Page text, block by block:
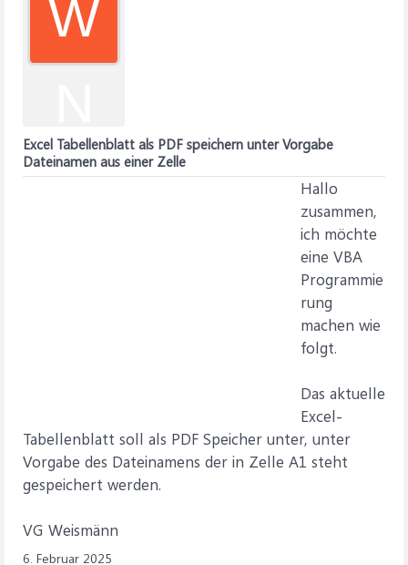
W
Excel Tabellenblatt als PDF speichern unter Vorgabe
Dateinamen aus einer Zelle
Hallo
zusammen,
ich möchte
eine VBA
Programmie
rung
machen wie
folgt.
Das aktuelle
Excel-
Tabellenblatt soll als PDF Speicher unter, unter
Vorgabe des Dateinamens der in Zelle A1 steht
gespeichert werden.
VG Weismänn
6. Februar 2025